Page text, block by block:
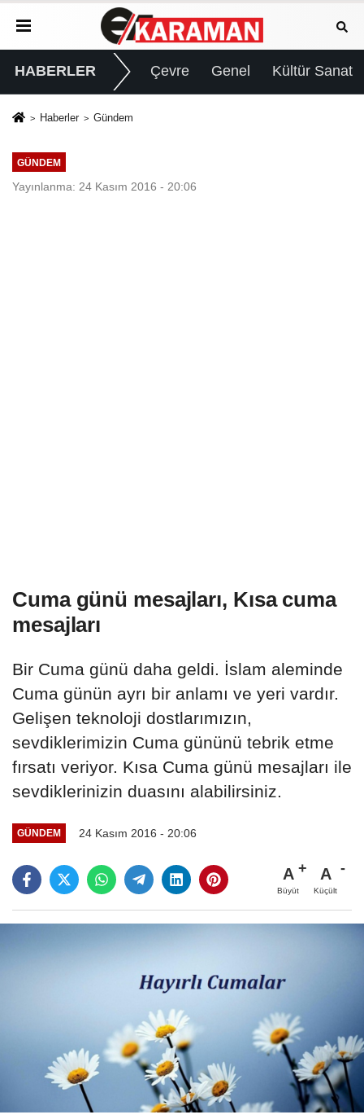
HABERLER Çevre Genel Kültür Sanat
Haberler Gündem
GÜNDEM
Yayınlanma: 24 Kasım 2016 - 20:06
Cuma günü mesajları, Kısa cuma
mesajları
Bir Cuma günü daha geldi. İslam aleminde
Cuma günün ayrı bir anlamı ve yeri vardır.
Gelişen teknoloji dostlarımızın,
sevdiklerimizin Cuma gününü tebrik etme
fırsatı veriyor. Kısa Cuma günü mesajları ile
sevdiklerinizin duasını alabilirsiniz.
GÜNDEM 24 Kasım 2016 - 20:06
A
Büyüt
A
Küçült